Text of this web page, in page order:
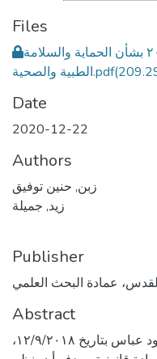
Files
بشأن قرار بقانون رقم ٣١ لسنة ٢٠١٨ بشأن الحماية والسلامة
الطبية والصحية.pdf
Date
2020-12-22
Authors
زبن, حنين توفيق
زيد, جميلة
Publisher
عمادة البحث العلمي
Abstract
أصدر هذا القرار بقانون الرئيس محمود عباس بتاريخ ١٢/٩/٢٠١٨،